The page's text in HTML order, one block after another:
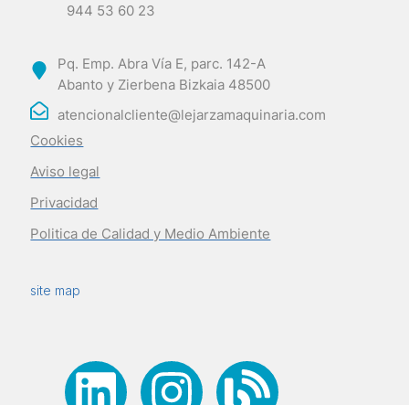
944 53 60 23
Pq. Emp. Abra Vía E, parc. 142-A
Abanto y Zierbena Bizkaia 48500
atencionalcliente@lejarzamaquinaria.com
Cookies
Aviso legal
Privacidad
Politica de Calidad y Medio Ambiente
site map